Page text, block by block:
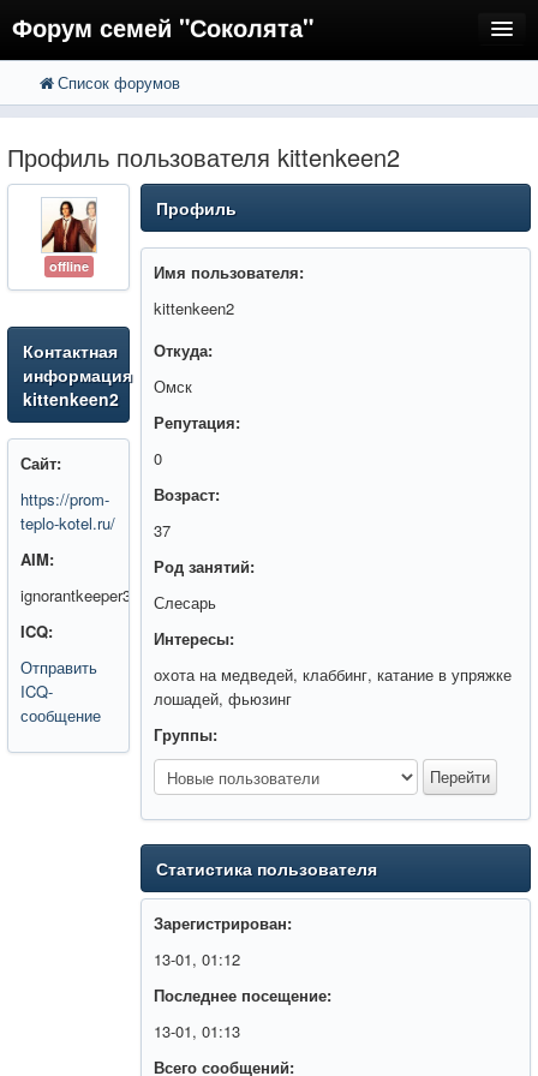
Форум семей "Соколята"
FAQ
Регистрация
Вход
Список форумов
Профиль пользователя kittenkeen2
offline
Контактная
информация
kittenkeen2
Сайт:
https://prom-
teplo-kotel.ru/
AIM:
ignorantkeeper3
ICQ:
Отправить
ICQ-
сообщение
Профиль
Имя пользователя:
kittenkeen2
Откуда:
Омск
Репутация:
0
Возраст:
37
Род занятий:
Слесарь
Интересы:
охота на медведей, клаббинг, катание в упряжке
лошадей, фьюзинг
Группы:
Статистика пользователя
Зарегистрирован:
13-01, 01:12
Последнее посещение:
13-01, 01:13
Всего сообщений: